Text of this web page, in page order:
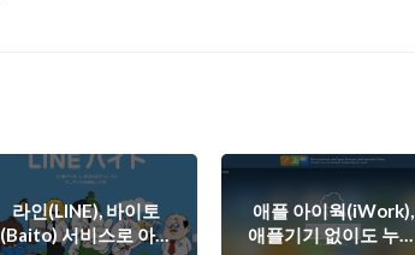
라인(LINE), 바이토
(Baito) 서비스로 아르
애플 아이웍(iWork),
애플기기 없이도 누구